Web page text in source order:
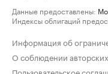
Данные предоставлены:
Индексы облигаций
Информация об
О соблюдении
Пользовательское